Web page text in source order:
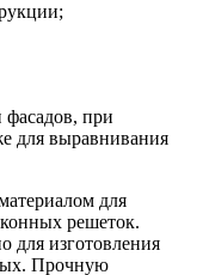
при
для выравнивания
для
решеток.
для изготовления
Прочную